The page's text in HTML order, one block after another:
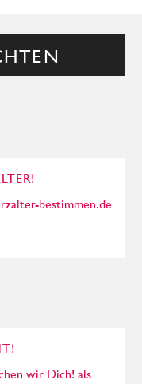
bestimmen.de
wir Dich! als